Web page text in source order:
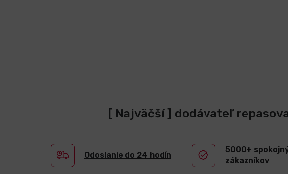
[ Najväčší ] dodávateľ
Odoslanie do 24 hodín
5000+
zákazníkov